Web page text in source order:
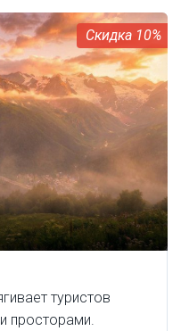
10%
туристов
просторами.